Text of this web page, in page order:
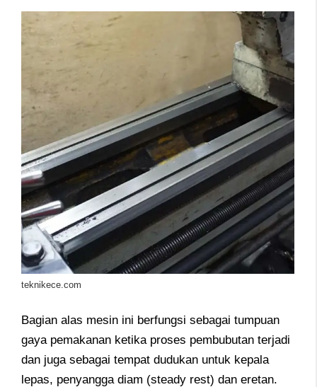
teknikece.com
Bagian alas mesin ini berfungsi sebagai tumpuan
gaya pemakanan ketika proses pembubutan terjadi
dan juga sebagai tempat dudukan untuk kepala
lepas, penyangga diam (steady rest) dan eretan.